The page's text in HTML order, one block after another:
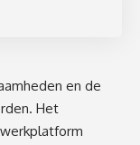
en de
Het